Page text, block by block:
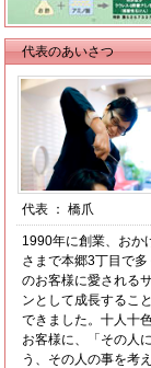
代表のあいさつ
代表 ： 橋爪
1990年に創業、おか
さまで本郷3丁目で多
のお客様に愛される
ンとして成長するこ
できました。十人十
お客様に、「その人
う、その人の事を考